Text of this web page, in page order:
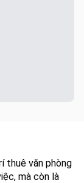
thuê văn phòng
mà còn là